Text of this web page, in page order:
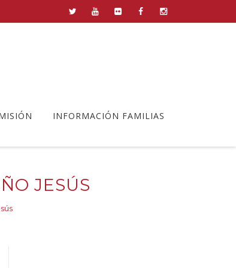
INFORMACIÓN FAMILIAS
JESÚS